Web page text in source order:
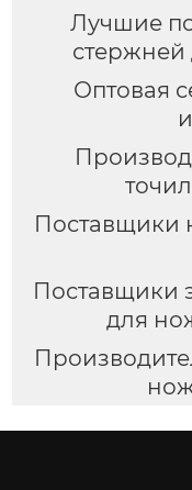
Лучшие
стержней
Оптовая
Поставщики
Поставщики
для